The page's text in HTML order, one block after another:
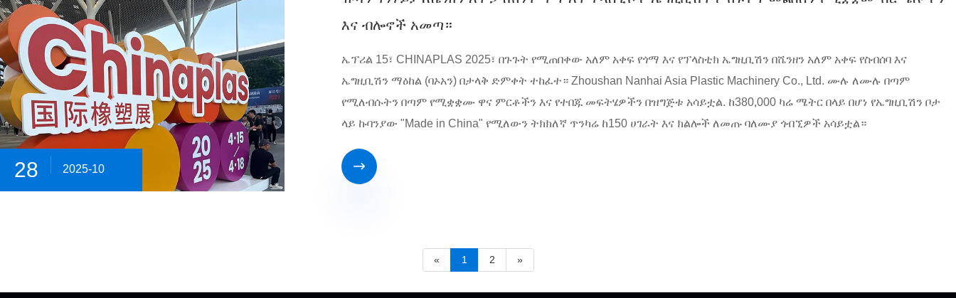
28 2025-10
እና ብሎኖች አመጣ።
ኤፕሪል 15፣ CHINAPLAS 2025፣ በጉጉት የሚጠበቀው አለም አቀፍ የጎማ እና የፕላስቲክ ኤግዚቢሽን በሼንዘን አለም አቀፍ የስብሰባ እና
ኤግዚቢሽን ማዕከል (ባኦአን) በታላቅ ድምቀት ተከፈተ። Zhoushan Nanhai Asia Plastic Machinery Co., Ltd. ሙሉ ለሙሉ በጣም
የሚለብሱትን በጣም የሚቋቋሙ ዋና ምርቶችን እና የተበጁ መፍትሄዎችን በዝግጅቱ አሳይቷል. ከ380,000 ካሬ ሜትር በላይ በሆነ የኤግዚቢሽን ቦታ
ላይ ኩባንያው "Made in China" የሚለውን ትክክለኛ ጥንካሬ ከ150 ሀገራት እና ክልሎች ለመጡ ባለሙያ ጎብኚዎች አሳይቷል።

« 1 2 »